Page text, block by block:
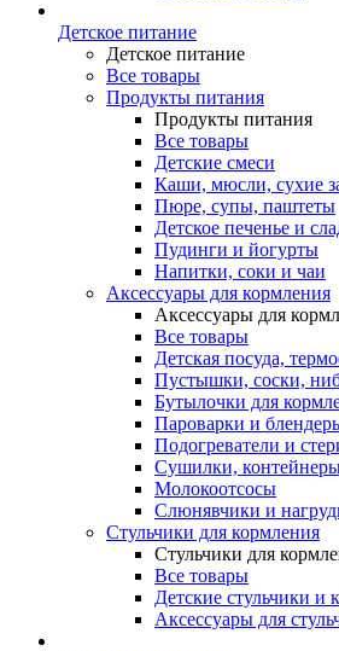
Детское питание
Детское питание
Все товары
Продукты питания
Продукты питания
Все товары
Детские смеси
Каши, мюсли, сухие
Пюре, супы, паштеты
Детское печенье и
Пудинги и йогурты
Напитки, соки и чаи
Аксессуары для кормления
Аксессуары для
Все товары
Детская посуда,
Пустышки, соски,
Бутылочки для
Пароварки и
Подогреватели и
Сушилки,
Молокоотсосы
Слюнявчики и
Стульчики для кормления
Стульчики для
Все товары
Детские стульчики и
Аксессуары для